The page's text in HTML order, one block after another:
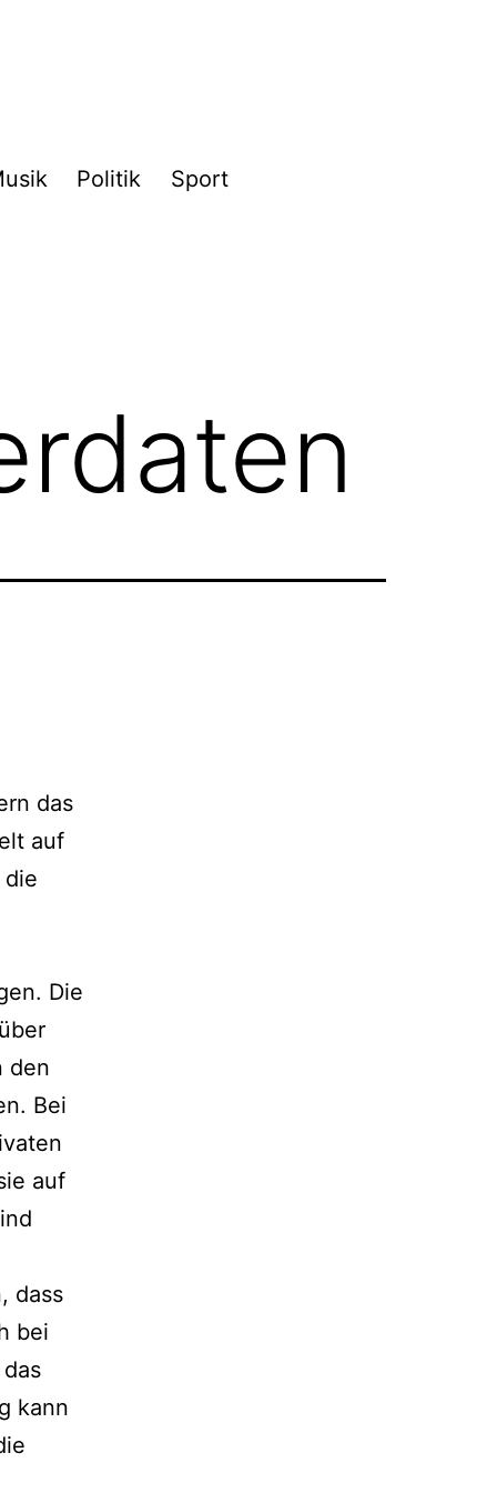
Politik Sport
das
auf
die
Die
den
Bei
auf
dass
bei
kann